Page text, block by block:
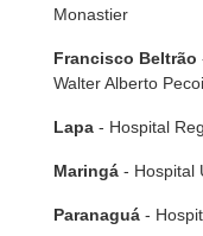
Monastier
Francisco Beltrão
Walter Alberto
Lapa - Hospital
Maringá - Hospital
Paranaguá -